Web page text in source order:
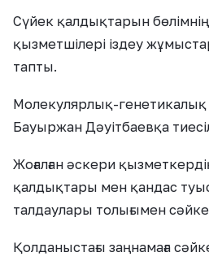
Сүйек қалдықтарын
қызметшілері іздеу
тапты.
Молекулярлық-
Бауыржан Дәуітбаевқа
Жоғалған әскери
қалдықтары мен қандас
талдаулары толығымен
Қолданыстағы заңнамаға